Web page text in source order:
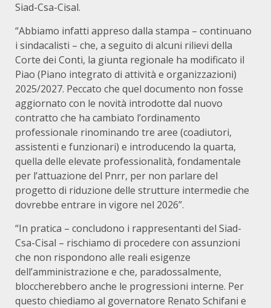
Siad-Csa-Cisal.
“Abbiamo infatti appreso dalla stampa – continuano
i sindacalisti – che, a seguito di alcuni rilievi della
Corte dei Conti, la giunta regionale ha modificato il
Piao (Piano integrato di attività e organizzazioni)
2025/2027. Peccato che quel documento non fosse
aggiornato con le novità introdotte dal nuovo
contratto che ha cambiato l’ordinamento
professionale rinominando tre aree (coadiutori,
assistenti e funzionari) e introducendo la quarta,
quella delle elevate professionalità, fondamentale
per l’attuazione del Pnrr, per non parlare del
progetto di riduzione delle strutture intermedie che
dovrebbe entrare in vigore nel 2026”.
“In pratica – concludono i rappresentanti del Siad-
Csa-Cisal – rischiamo di procedere con assunzioni
che non rispondono alle reali esigenze
dell’amministrazione e che, paradossalmente,
bloccherebbero anche le progressioni interne. Per
questo chiediamo al governatore Renato Schifani e